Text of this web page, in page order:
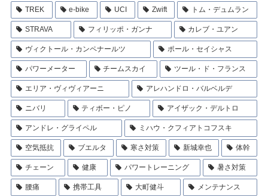
TREK e-bike UCI Zwift トム・デュムラン
STRAVA フィリッポ・ガンナ カレブ・ユアン
ヴィクトール・カンペナールツ ポール・セイシャス
パワーメーター チームスカイ ツール・ド・フランス
エリア・ヴィヴィアーニ アレハンドロ・バルベルデ
ニバリ ティボー・ピノ アイザック・デルトロ
アンドレ・グライペル ミハウ・クフィアトコフスキ
空気抵抗 ブエルタ 寒さ対策 新城幸也 体幹
チェーン 健康 パワートレーニング 暑さ対策
腰痛 携帯工具 大町健斗 メンテナンス